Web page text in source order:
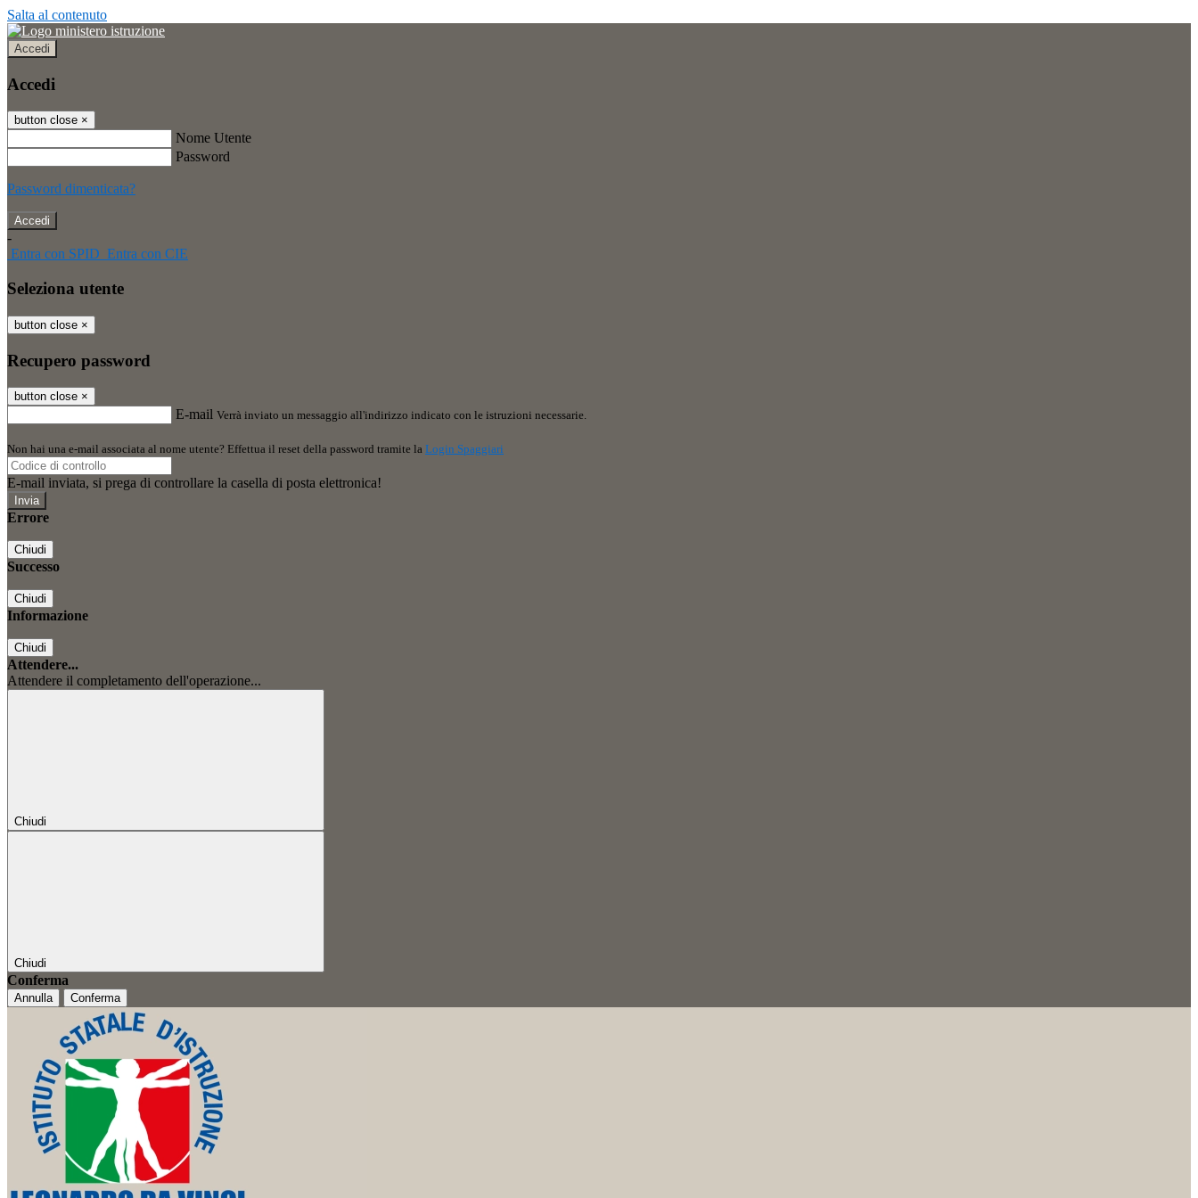
Salta al contenuto
Accedi
Accedi
button close ×
Nome Utente
Password
Password dimenticata?
-
Entra con SPID Entra con CIE
Seleziona utente
button close ×
Recupero password
button close ×
E-mail Verrà inviato un messaggio all'indirizzo indicato con le istruzioni necessarie.
Non hai una e-mail associata al nome utente? Effettua il reset della password tramite la Login Spaggiari
E-mail inviata, si prega di controllare la casella di posta elettronica!
Errore
Chiudi
Successo
Chiudi
Informazione
Chiudi
Attendere...
Attendere il completamento dell'operazione...
Chiudi
Chiudi
Conferma
Annulla Conferma